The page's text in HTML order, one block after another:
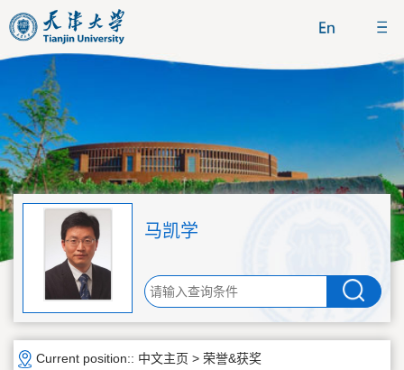
马凯学
Current position:: 中文主页 > 荣誉&获奖